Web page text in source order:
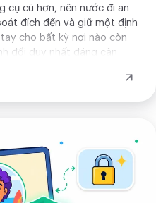
cụ cũ hơn, nên nước đi an
đích đến và giữ một định
cho bất kỳ nơi nào còn
đổi duy nhất đáng cân